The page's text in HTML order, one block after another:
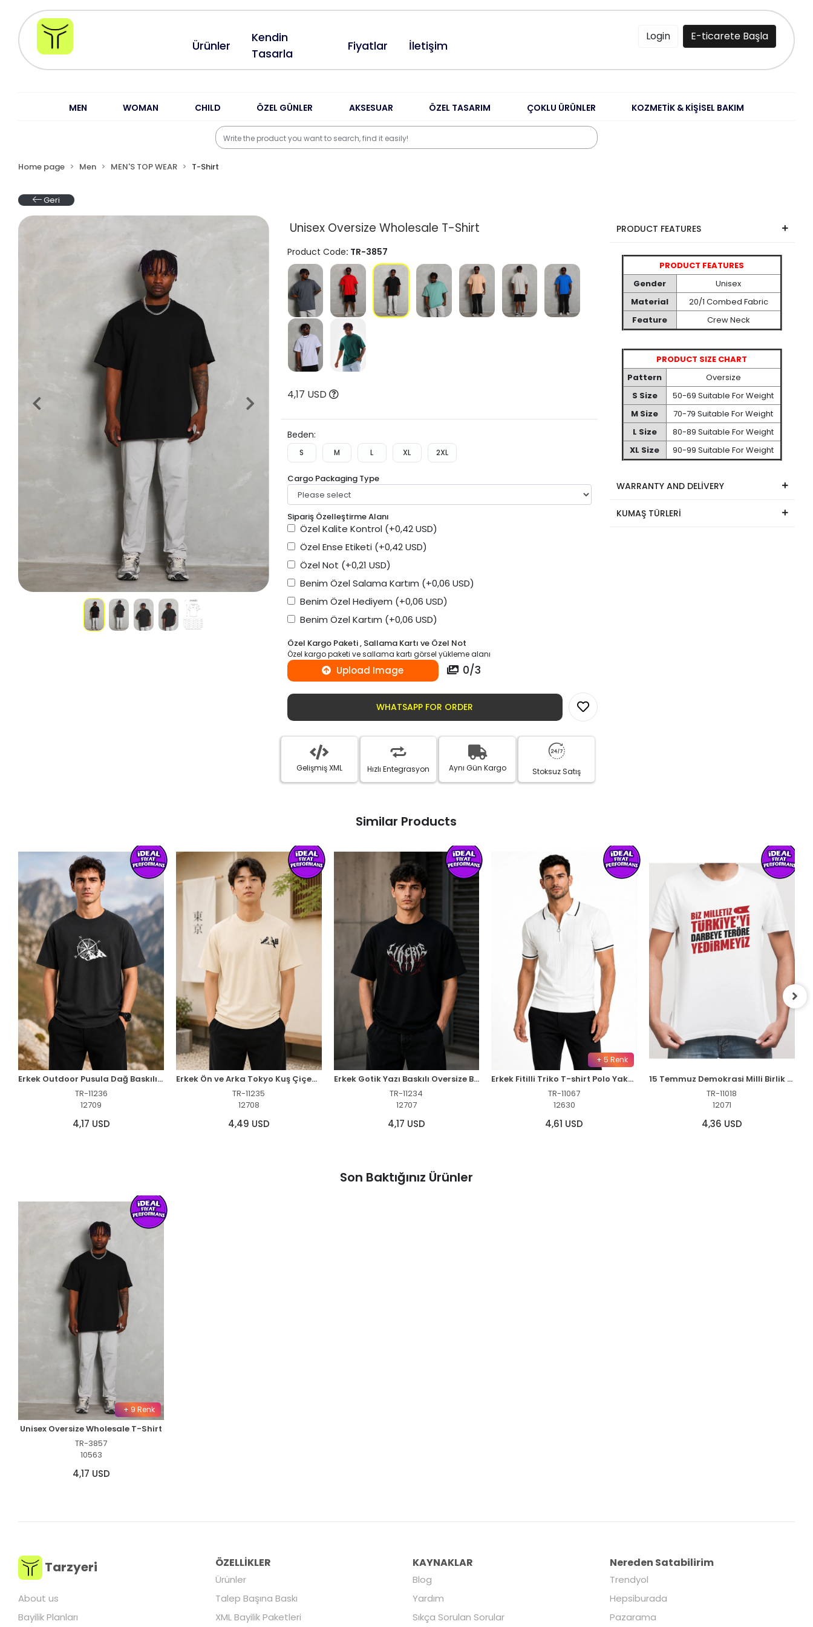
Ürünler
Kendin
Tasarla
Fiyatlar İletişim
Login E-ticarete Başla
MEN WOMAN CHILD ÖZEL GÜNLER AKSESUAR ÖZEL TASARIM ÇOKLU ÜRÜNLER KOZMETİK & KİŞİSEL BAKIM
Home page Men MEN'S TOP WEAR T-Shirt
Geri
Unisex Oversize Wholesale T-Shirt
Product Code: TR-3857
4,17 USD
Beden:
S M L XL 2XL
Cargo Packaging Type
Sipariş Özelleştirme Alanı
Özel Kalite Kontrol (+0,42 USD)
Özel Ense Etiketi (+0,42 USD)
Özel Not (+0,21 USD)
Benim Özel Salama Kartım (+0,06 USD)
Benim Özel Hediyem (+0,06 USD)
Benim Özel Kartım (+0,06 USD)
Özel Kargo Paketi , Sallama Kartı ve Özel Not
Özel kargo paketi ve sallama kartı görsel yükleme alanı
Upload Image 0/3
WHATSAPP FOR ORDER
Gelişmiş XML Hızlı Entegrasyon Aynı Gün Kargo Stoksuz Satış
PRODUCT FEATURES
PRODUCT FEATURES
Gender
Unisex
Material
20/1 Combed Fabric
Feature
Crew Neck
PRODUCT SIZE CHART
Pattern
Oversize
S Size
50-69 Suitable For Weight
M Size
70-79 Suitable For Weight
L Size
80-89 Suitable For Weight
XL Size
90-99 Suitable For Weight
WARRANTY AND DELİVERY
KUMAŞ TÜRLERİ
Similar Products
Erkek Outdoor Pusula Dağ Baskılı Kısa Kollu Oversize T-Shirt - Siyah
TR-11236
12709
4,17 USD
Erkek Ön ve Arka Tokyo Kuş Çiçek Baskılı Oversize T-Shirt - Ekru
TR-11235
12708
4,49 USD
Erkek Gotik Yazı Baskılı Oversize Bisiklet Yaka T-Shirt - Siyah
TR-11234
12707
4,17 USD
+ 5 Renk
Erkek Fitilli Triko T-shirt Polo Yaka Yarım Fermuarlı Kısa Kollu Tişört - Beyaz
TR-11067
12630
4,61 USD
15 Temmuz Demokrasi Milli Birlik YEDİRMEYİZ Baskılı Bisiklet Yaka T-shirt - Beyaz
TR-11018
12071
4,36 USD
Son Baktığınız Ürünler
+ 9 Renk
Unisex Oversize Wholesale T-Shirt
TR-3857
10563
4,17 USD
Tarzyeri
About us
Bayilik Planları
ÖZELLİKLER
Ürünler
Talep Başına Baskı
XML Bayilik Paketleri
KAYNAKLAR
Blog
Yardım
Sıkça Sorulan Sorular
Nereden Satabilirim
Trendyol
Hepsiburada
Pazarama